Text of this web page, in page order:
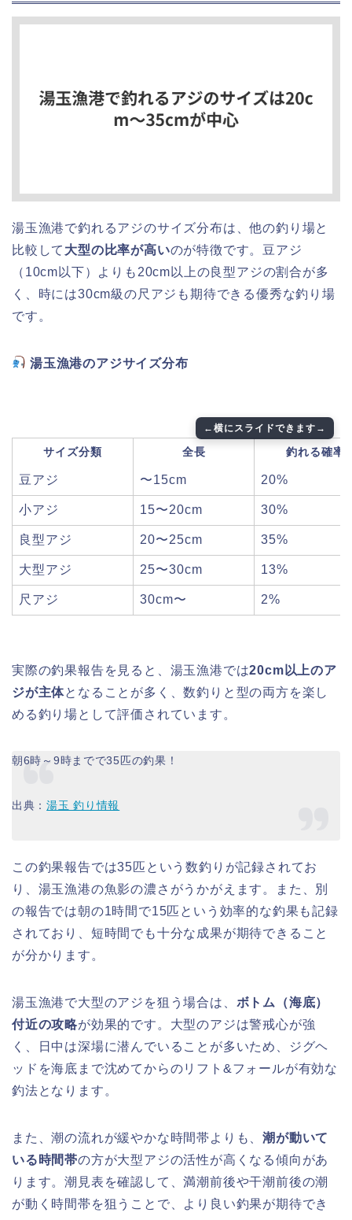
湯玉漁港で釣れるアジのサイズ分布は、他の釣り場と
比較して 大型の比率が高いのが特徴です。豆アジ
（10cm以下）よりも20cm以上の良型アジの割合が多
く、時には30cm級の尺アジも期待できる優秀な釣り場
です。
湯玉漁港のアジサイズ分布
サイズ分類 全長 釣れる確率
豆アジ 〜15cm 20%
小アジ 15〜20cm 30%
良型アジ 20〜25cm 35%
大型アジ 25〜30cm 13%
尺アジ 30cm〜 2%
実際の釣果報告を見ると、湯玉漁港では20cm以上のア
ジが主体となることが多く、数釣りと型の両方を楽し
める釣り場として評価されています。
朝6時～9時までで35匹の釣果！
出典：湯玉 釣り情報
この釣果報告では35匹という数釣りが記録されてお
り、湯玉漁港の魚影の濃さがうかがえます。また、別
の報告では朝の1時間で15匹という効率的な釣果も記録
されており、短時間でも十分な成果が期待できること
が分かります。
湯玉漁港で大型のアジを狙う場合は、 ボトム（海底）
付近の攻略が効果的です。大型のアジは警戒心が強
く、日中は深場に潜んでいることが多いため、ジグヘ
ッドを海底まで沈めてからのリフト&フォールが有効な
釣法となります。
また、潮の流れが緩やかな時間帯よりも、潮が動いて
いる時間帯の方が大型アジの活性が高くなる傾向があ
ります。潮見表を確認して、満潮前後や干潮前後の潮
が動く時間帯を狙うことで、より良い釣果が期待でき